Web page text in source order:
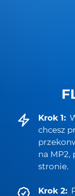
Krok 1:
chcesz
na MP2,
stronie.
Krok 2: